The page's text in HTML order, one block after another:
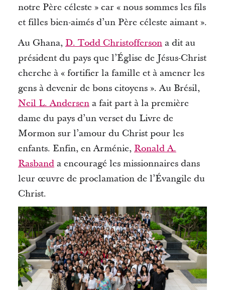
notre Père céleste » car « nous sommes les fils
et filles bien-aimés d’un Père céleste aimant ».
Au Ghana, D. Todd Christoffersona dit au
président du pays que l’Église de Jésus-Christ
cherche à « fortifier la famille et à amener les
gens à devenir de bons citoyens ». Au Brésil,
Neil L. Andersena fait part à la première
dame du pays d’un verset du Livre de
Mormon sur l’amour du Christ pour les
enfants. Enfin, en Arménie, Ronald A.
Rasbanda encouragé les missionnaires dans
leur œuvre de proclamation de l’Évangile du
Christ.